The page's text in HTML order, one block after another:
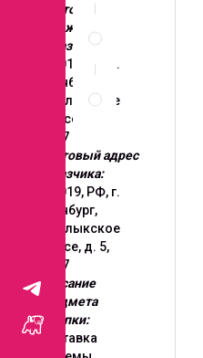
проведения
Место
нахождения
Заказчика:
460019, РФ, г.
Оренбург,
Шарлыкское
шоссе, д. 5,
стр.7
Почтовый адрес
Заказчика:
460019, РФ, г.
Оренбург,
Шарлыкское
шоссе, д. 5,
стр.7
Описание
предмета
закупки:
Поставка